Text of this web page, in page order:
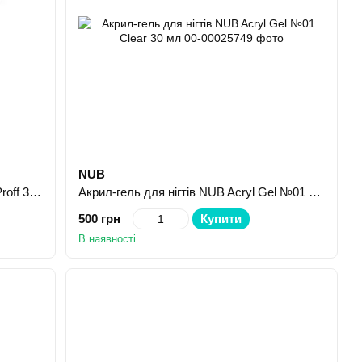
Гель для об’ємних дизайнів Jerden Proff 3D Jelly Gel №00 Clear 8 г
NUB
Акрил-гель для нігтів NUB Acryl Gel №01 Clear 30 мл
500 грн
Купити
В наявності